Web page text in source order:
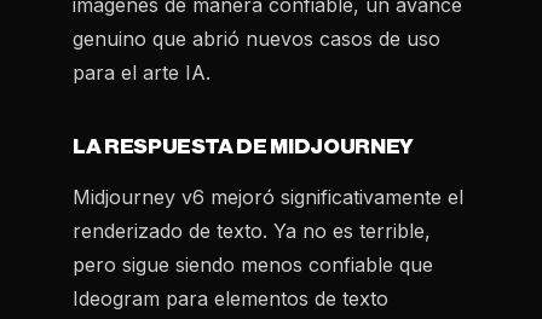
imágenes de manera confiable, un avance
genuino que abrió nuevos casos de uso
para el arte IA.
LA RESPUESTA DE MIDJOURNEY
Midjourney v6 mejoró significativamente el
renderizado de texto. Ya no es terrible,
pero sigue siendo menos confiable que
Ideogram para elementos de texto